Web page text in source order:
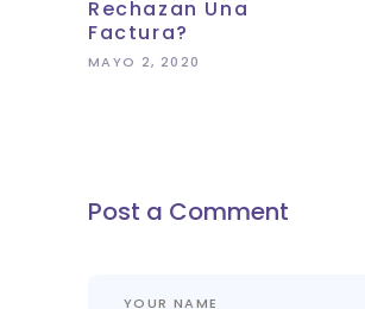
Rechazan Una
Factura?
MAYO 2, 2020
Post a Comment